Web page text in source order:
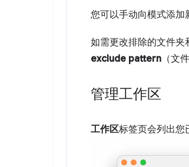
您可以手动向模式添加
如需更改排除的文件夹
exclude pattern （文
管理工作区
工作区标签页会列出您